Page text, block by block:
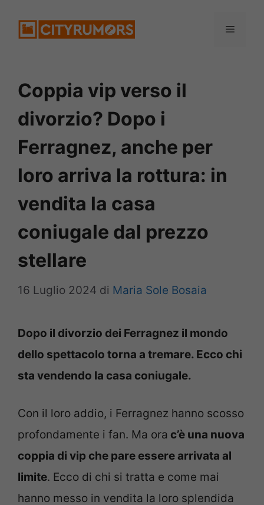
Menu
Coppia vip verso il
divorzio? Dopo i
Ferragnez, anche per
loro arriva la rottura: in
vendita la casa
coniugale dal prezzo
stellare
16 Luglio 2024 di Maria Sole Bosaia
Dopo il divorzio dei Ferragnez il mondo
dello spettacolo torna a tremare. Ecco chi
sta vendendo la casa coniugale.
Con il loro addio, i Ferragnez hanno scosso
profondamente i fan. Ma ora c’è una nuova
coppia di vip che pare essere arrivata al
limite. Ecco di chi si tratta e come mai
hanno messo in vendita la loro splendida